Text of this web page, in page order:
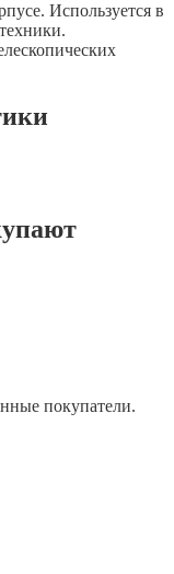
Используется в
покупатели.